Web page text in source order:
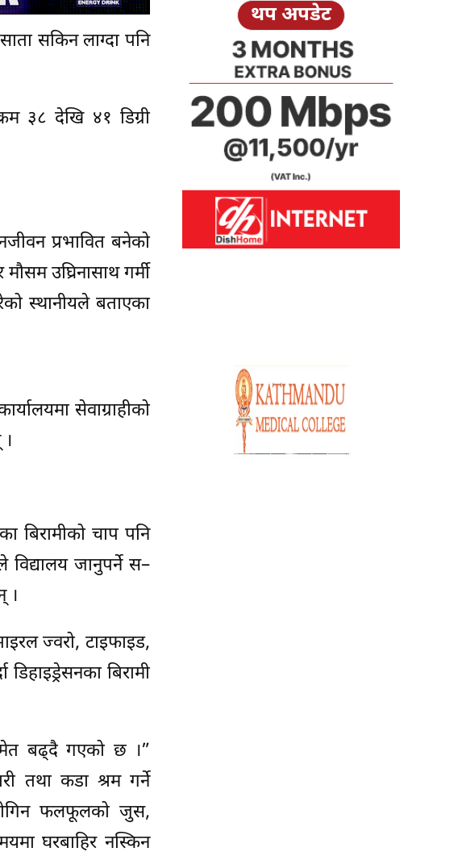
सकिन लाग्दा पनि
३८ देखि ४१ डिग्री
प्रभावित बनेको
उघ्रिनासाथ गर्मी
स्थानीयले बताएका
सेवाग्राहीको
बिरामीको चाप पनि
जानुपर्ने स–
।
ज्वरो, टाइफाइड,
बिरामी
बढ्दै गएको छ ।”
तथा कडा श्रम गर्ने
फलफूलको जुस,
घरबाहिर नस्किन
थप अपडेट